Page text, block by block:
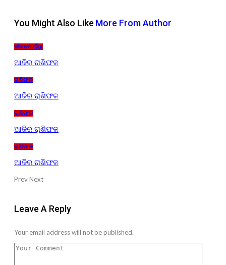
You Might Also Like More From Author
ଜୀବନଚର୍ଯ୍ୟା
ଆଜିର ରାଶିଫଳ
ରାଶିଫଳ
ଆଜିର ରାଶିଫଳ
ରାଶିଫଳ
ଆଜିର ରାଶିଫଳ
ରାଶିଫଳ
ଆଜିର ରାଶିଫଳ
PrevNext
Leave A Reply
Your email address will not be published.